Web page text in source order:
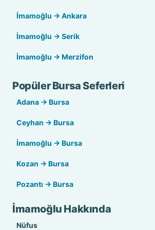
İmamoğlu → Ankara
İmamoğlu → Serik
İmamoğlu → Merzifon
Popüler Bursa Seferleri
Adana → Bursa
Ceyhan → Bursa
İmamoğlu → Bursa
Kozan → Bursa
Pozantı → Bursa
İmamoğlu Hakkında
Nüfus